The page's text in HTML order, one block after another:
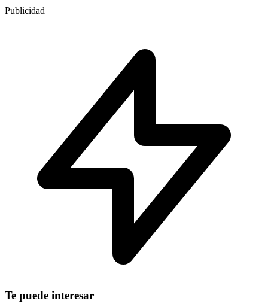
Publicidad
Te puede interesar